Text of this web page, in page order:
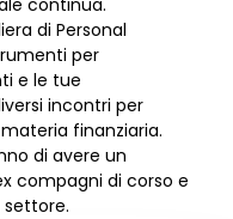
continua.
di Personal
per
e le tue
incontri per
finanziaria.
di avere un
compagni di corso e